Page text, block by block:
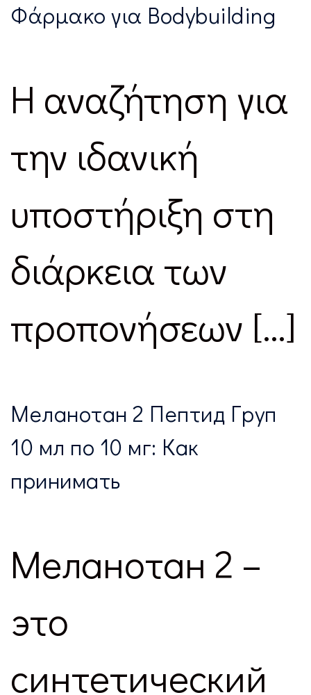
Φάρμακο για Bodybuilding
Η αναζήτηση για
την ιδανική
υποστήριξη στη
διάρκεια των
προπονήσεων […]
Меланотан 2 Пептид Груп
10 мл по 10 мг: Как
принимать
Меланотан 2 –
это
синтетический